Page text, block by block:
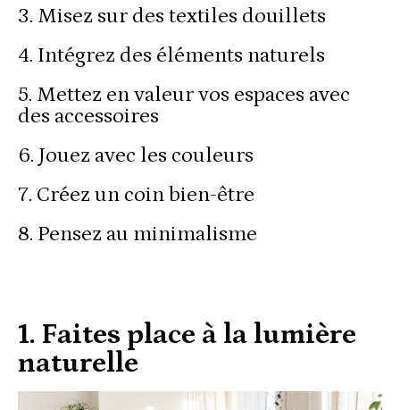
3. Misez sur des textiles douillets
4. Intégrez des éléments naturels
5. Mettez en valeur vos espaces avec
des accessoires
6. Jouez avec les couleurs
7. Créez un coin bien-être
8. Pensez au minimalisme
1. Faites place à la lumière
naturelle